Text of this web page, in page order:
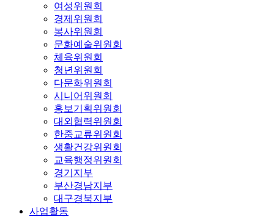
여성위원회
경제위원회
봉사위원회
문화예술위원회
체육위원회
청년위원회
다문화위원회
시니어위원회
홍보기획위원회
대외협력위원회
한중교류위원회
생활건강위원회
교육행정위원회
경기지부
부산경남지부
대구경북지부
사업활동